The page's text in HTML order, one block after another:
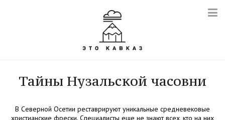
Тайны Нузальской часовни
В Северной Осетии реставрируют уникальные средневековые
христианские фрески. Специалисты еще не знают всех, кто на них